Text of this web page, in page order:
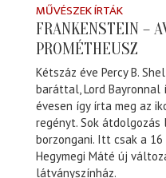
MŰVÉSZEK ÍRTÁK
FRANKENSTEIN –
PROMÉTHEUSZ
Kétszáz éve Percy B.
baráttal, Lord
évesen így írta meg az
regényt. Sok
borzongani. Itt csak a
Hegymegi Máté új
látványszínház.